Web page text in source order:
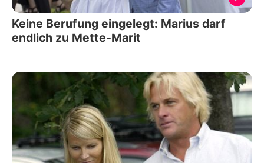
Keine Berufung eingelegt: Marius darf
endlich zu Mette-Marit